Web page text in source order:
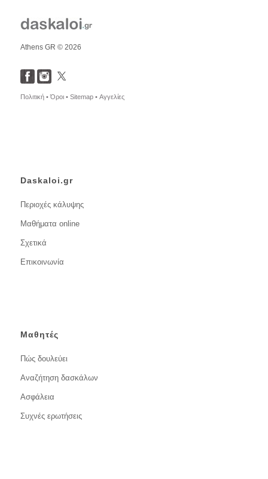
Athens GR © 2026
Πολιτική •Όροι • Sitemap • Αγγελίες
Daskaloi.gr
Περιοχές κάλυψης
Μαθήματα online
Σχετικά
Επικοινωνία
Μαθητές
Πώς δουλεύει
Αναζήτηση δασκάλων
Ασφάλεια
Συχνές ερωτήσεις